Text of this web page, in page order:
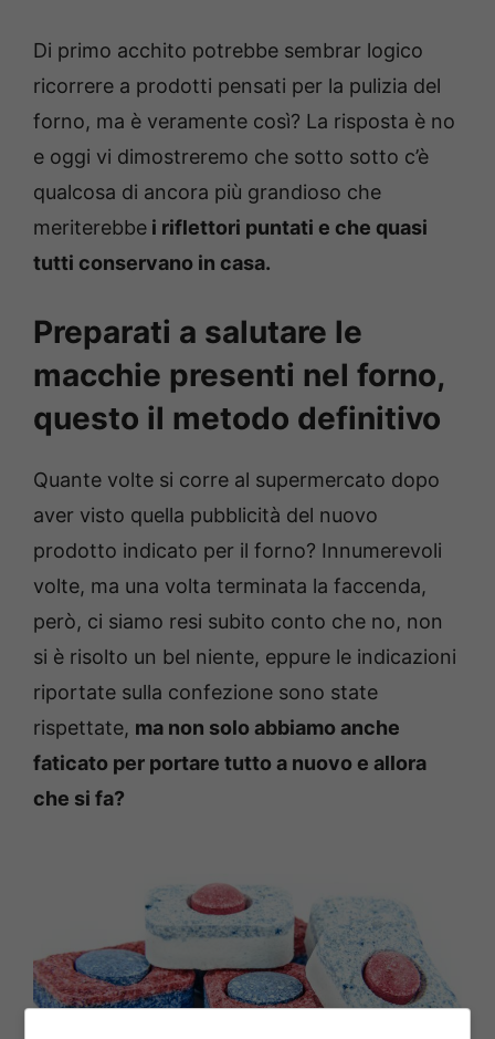
Di primo acchito potrebbe sembrar logico
ricorrere a prodotti pensati per la pulizia del
forno, ma è veramente così? La risposta è no
e oggi vi dimostreremo che sotto sotto c’è
qualcosa di ancora più grandioso che
meriterebbe i riflettori puntati e che quasi
tutti conservano in casa.
Preparati a salutare le
macchie presenti nel forno,
questo il metodo definitivo
Quante volte si corre al supermercato dopo
aver visto quella pubblicità del nuovo
prodotto indicato per il forno? Innumerevoli
volte, ma una volta terminata la faccenda,
però, ci siamo resi subito conto che no, non
si è risolto un bel niente, eppure le indicazioni
riportate sulla confezione sono state
rispettate, ma non solo abbiamo anche
faticato per portare tutto a nuovo e allora
che si fa?